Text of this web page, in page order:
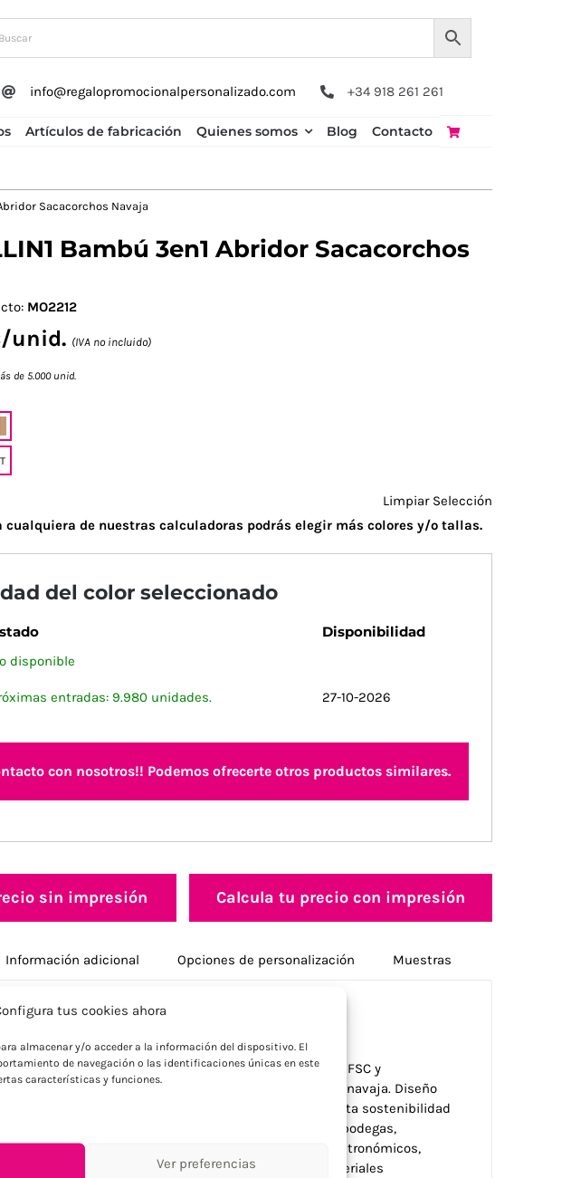
tus cookies ahora
almacenar y/o acceder a la información del dispositivo. El
de navegación o las identificaciones únicas en este
características y funciones.
Ver preferencias
info@regalopromocionalpersonalizado.com +34 918 261 261
Artículos de fabricación Quienes somos Blog Contacto
Sacacorchos Navaja
Bambú 3en1 Abridor Sacacorchos
MO2212
/unid. (IVA no incluido)
de 5.000 unid.
Limpiar Selección
cualquiera de nuestras calculadoras podrás elegir más colores y/o tallas.
del color seleccionado
Disponibilidad
disponible
entradas: 9.980 unidades. 27-10-2026
con nosotros!! Podemos ofrecerte otros productos similares.
sin impresión Calcula tu precio con impresión
Información adicional Opciones de personalización Muestras
3 en 1 con elegante funda de bambú natural FSC y
especializadas: abrebotellas, sacacorchos para vino y navaja. Diseño
para transporte diario cómodo. El bambú aporta sostenibilidad
perfecto para empresas del sector gastronómico, bodegas,
Ideal como regalo corporativo para eventos gastronómicos,
empresas que valoran funcionalidad práctica con materiales